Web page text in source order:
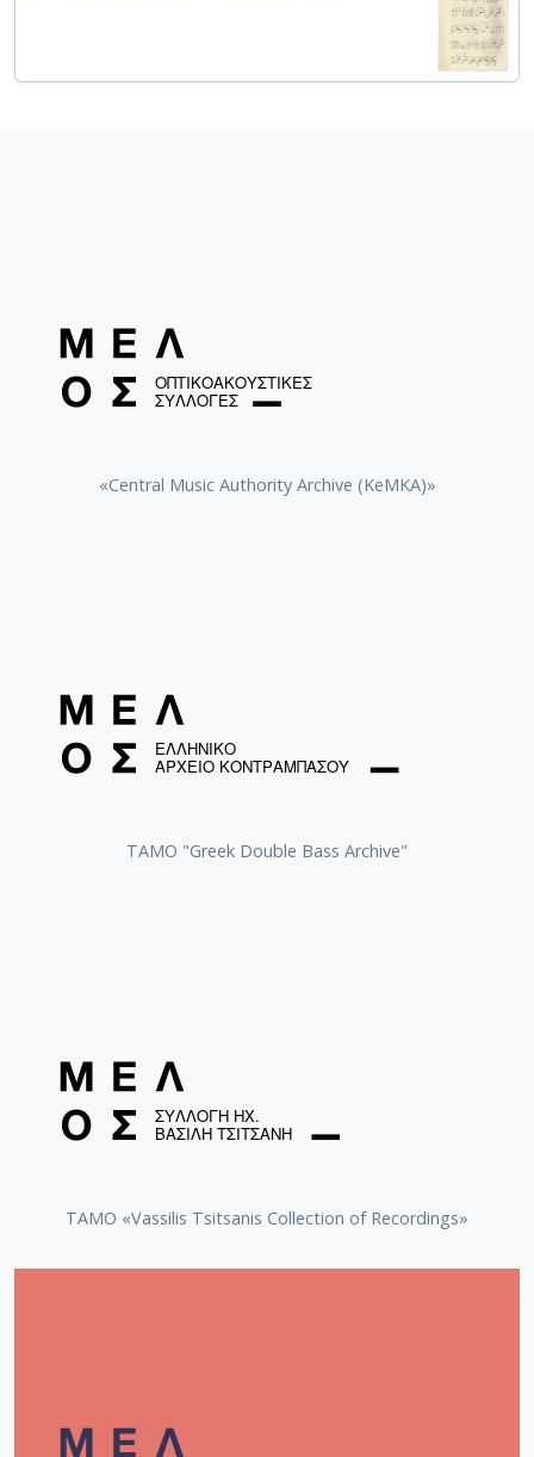
«Central Music Authority Archive (KeMKA)»
ΤΑΜΟ "Greek Double Bass Archive"
TAMO «Vassilis Tsitsanis Collection of Recordings»